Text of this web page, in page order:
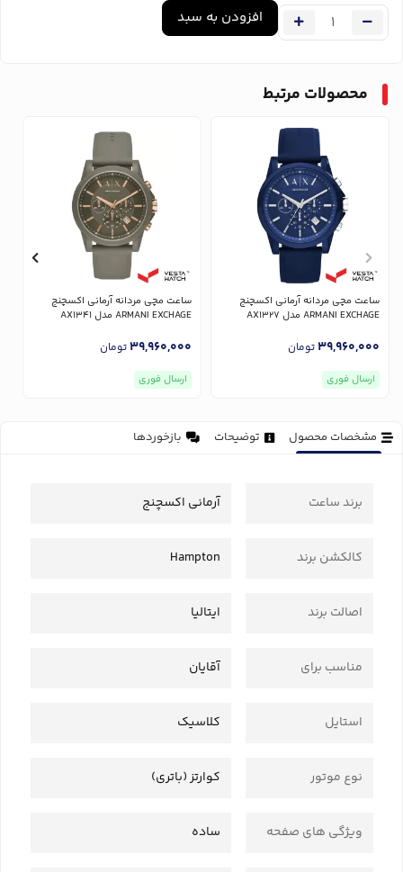
افزودن به سبد
محصولات مرتبط
ساعت مچی مردانه آرمانی اکسچنج
ARMANI EXCHAGE مدل AX1327
39,960,000تومان
ارسال فوری
ساعت مچی مردانه آرمانی اکسچنج
ARMANI EXCHAGE مدل AX1341
39,960,000تومان
ارسال فوری
مشخصات محصول توضیحات بازخوردها
برند ساعت آرمانی اکسچنج
کالکشن برند Hampton
اصالت برند ایتالیا
مناسب برای آقایان
استایل کلاسیک
نوع موتور کوارتز (باتری)
ویژگی های صفحه ساده